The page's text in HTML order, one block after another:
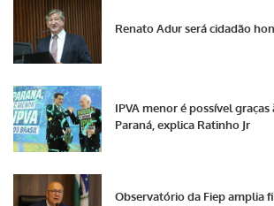
Renato Adur será cidadão
IPVA menor é possível graças
Paraná, explica Ratinho Jr
Observatório da Fiep amplia